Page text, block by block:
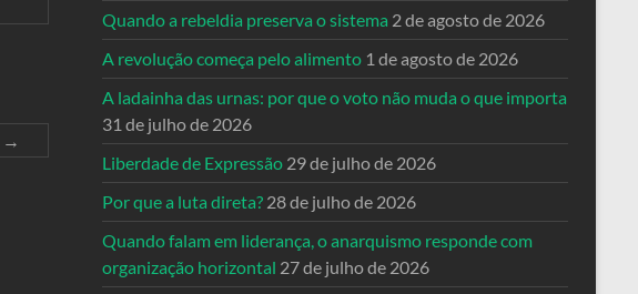
→
Quando a rebeldia preserva o sistema 2 de agosto de 2026
A revolução começa pelo alimento 1 de agosto de 2026
A ladainha das urnas: por que o voto não muda o que importa
31 de julho de 2026
Liberdade de Expressão 29 de julho de 2026
Por que a luta direta? 28 de julho de 2026
Quando falam em liderança, o anarquismo responde com
organização horizontal 27 de julho de 2026